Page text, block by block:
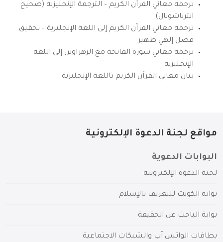
ترجمة معاني القرآن الكريم – الترجمة الإنجليزية (صحيح
انترناشونال)
ترجمة معاني القرآن الكريم إلى اللغة الإنجليزية – تحقيق
فضل إلهي ظهير
ترجمة معاني سورة الفاتحة مع الزهراوين إلى اللغة
الإنجليزية
بيان معاني القرآن الكريم باللغة الإنجليزية
مواقع لجنة الدعوة الإلكترونية
البوابات الدعوية
لجنة الدعوة الإلكترونية
بوابة الكويت للتعريف بالإسلام
بوابة الباحث عن الحقيقة
بطاقات الواتس آب والشبكات الاجتماعية